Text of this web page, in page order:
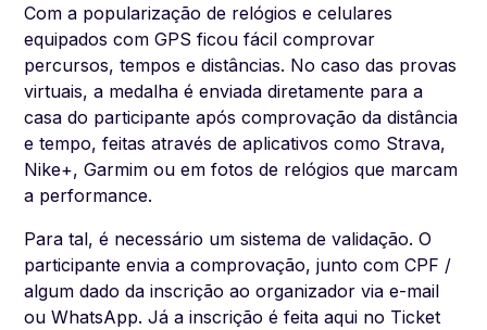
Com a popularização de relógios e celulares
equipados com GPS ficou fácil comprovar
percursos, tempos e distâncias. No caso das provas
virtuais, a medalha é enviada diretamente para a
casa do participante após comprovação da distância
e tempo, feitas através de aplicativos como Strava,
Nike+, Garmim ou em fotos de relógios que marcam
a performance.
Para tal, é necessário um sistema de validação. O
participante envia a comprovação, junto com CPF /
algum dado da inscrição ao organizador via e-mail
ou WhatsApp. Já a inscrição é feita aqui no Ticket